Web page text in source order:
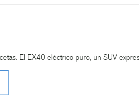
El EX40 eléctrico puro, un SUV